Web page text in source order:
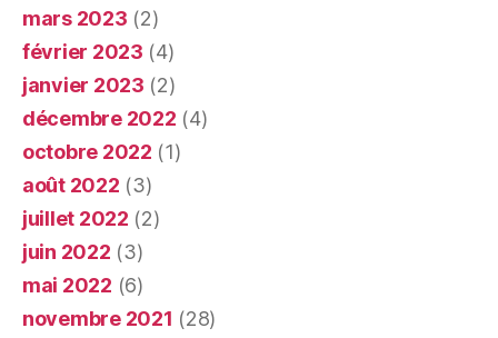
mars 2023 (2)
février 2023 (4)
janvier 2023 (2)
décembre 2022 (4)
octobre 2022 (1)
août 2022 (3)
juillet 2022 (2)
juin 2022 (3)
mai 2022 (6)
novembre 2021 (28)